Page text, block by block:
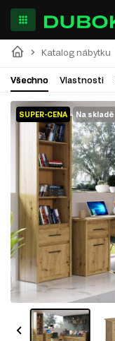
Katalog nábytku
Všechno Vlastnosti
SUPER-CENA Na skladě